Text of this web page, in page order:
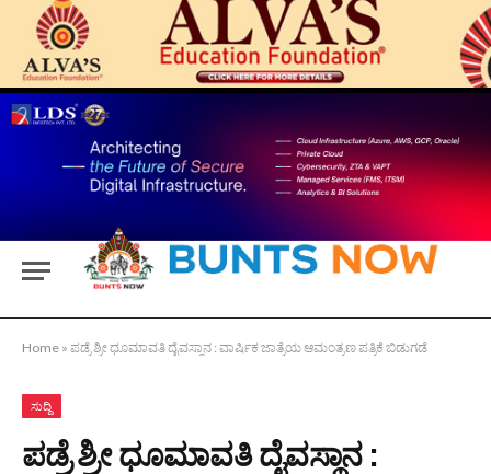
Home » ಪಡ್ರೆ ಶ್ರೀ ಧೂಮಾವತಿ ದೈವಸ್ಥಾನ : ವಾರ್ಷಿಕ ಜಾತ್ರೆಯ ಆಮಂತ್ರಣ ಪತ್ರಿಕೆ ಬಿಡುಗಡೆ
ಸುದ್ದಿ
ಪಡ್ರೆ ಶ್ರೀ ಧೂಮಾವತಿ ದೈವಸ್ಥಾನ :